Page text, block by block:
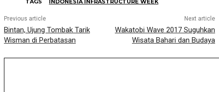
Previous article
Bintan, Ujung Tombak Tarik
Wisman di Perbatasan
Next article
Wakatobi Wave 2017 Suguhkan
Wisata Bahari dan Budaya